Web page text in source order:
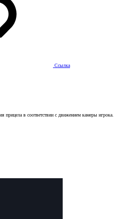
Ссылка
прицела в соответствии с движением камеры игрока.